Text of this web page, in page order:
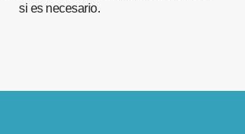
si es necesario.